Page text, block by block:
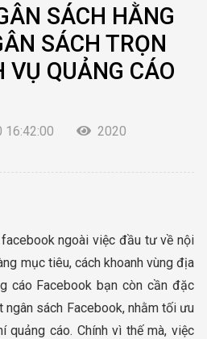
SÁCH HẰNG
SÁCH TRỌN
VỤ QUẢNG CÁO
2020
ngoài việc đầu tư về nội
mục tiêu, cách khoanh vùng địa
cáo Facebook bạn còn cần đặc
sách Facebook, nhằm tối ưu
quảng cáo. Chính vì thế mà, việc